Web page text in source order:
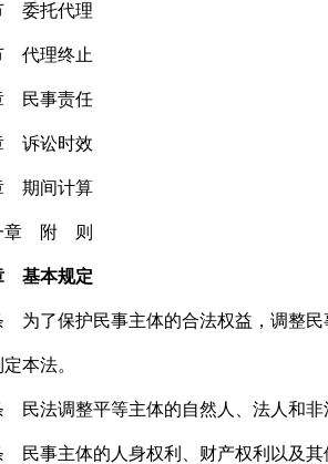
托代理
理终止
事责任
讼时效
间计算
附 则
基本规定
保护民事主体的合法权益，调整民
本法。
法调整平等主体的自然人、法人和非
事主体的人身权利、财产权利以及其